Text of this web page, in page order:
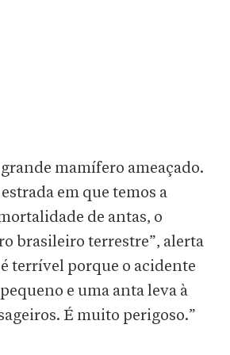
mamífero ameaçado.
em que temos a
de antas, o
brasileiro terrestre”, alerta
é terrível porque o acidente
e uma anta leva à
É muito perigoso.”